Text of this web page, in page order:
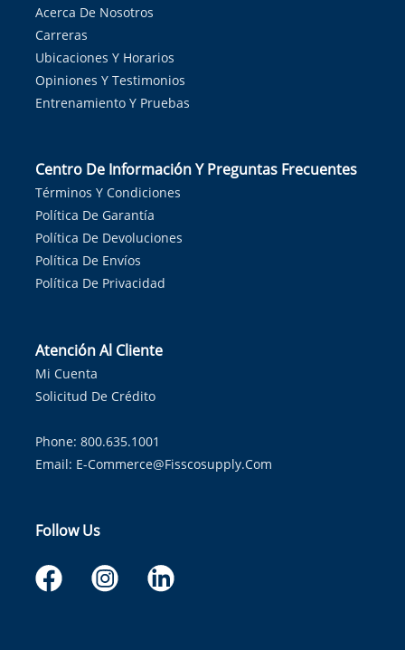
Acerca De Nosotros
Carreras
Ubicaciones Y Horarios
Opiniones Y Testimonios
Entrenamiento Y Pruebas
Centro De Información Y Preguntas Frecuentes
Términos Y Condiciones
Política De Garantía
Política De Devoluciones
Política De Envíos
Política De Privacidad
Atención Al Cliente
Mi Cuenta
Solicitud De Crédito
Phone: 800.635.1001
Email: E-Commerce@fisscosupply.com
Follow Us